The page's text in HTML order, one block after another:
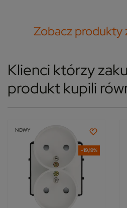
Zobacz produkty
Klienci którzy
produkt kupili
-19,19%
NOWY